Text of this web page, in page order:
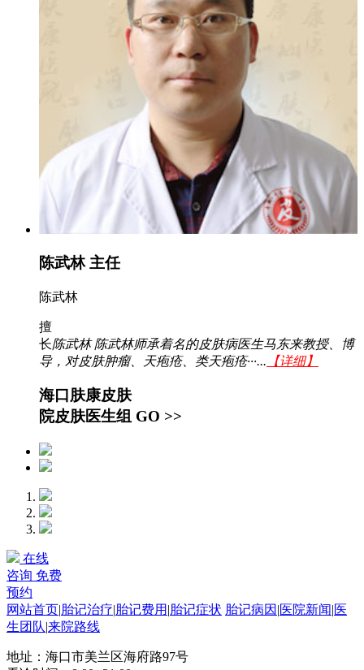
陈武林 主任
陈武林
擅
长陈武林 陈武林师承着名的皮肤病医生马东来教授、博
导，对皮肤肿瘤、天疱疮、类天疱疮···... 【详细】
海口肤康皮肤
院皮肤医生组 GO >>
在线
咨询 免费
预约
网站首页|胎记治疗|胎记费用 |胎记症状 胎记病因 |医院新闻|医
生团队|来院路线
地址：海口市美兰区海府路97号